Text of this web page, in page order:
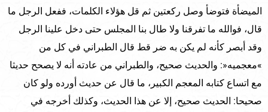
الميضأة فتوضأ وصل ركعتين ثم قل هؤلاء الكلمات، ففعل الرجل ما
قال، فوالله ما تفرقنا ولا طال بنا المجلس حتى دخل علينا الرجل
وقد أبصر كأنه لم يكن به ضر قط قال الطبراني في كل من
»معجميه«: والحديث صحيح، والطبراني من عادته أنه لا يصحح حديثا
مع اتساع كتابه المعجم الكبير، ما قال عن حديث أورده ولو كان
صحيحا: الحديث صحيح، إلا عن هذا الحديث، وكذلك أخرجه في